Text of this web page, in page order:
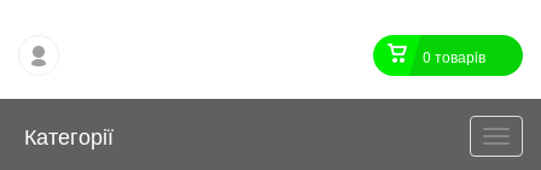
0 товарiв
Категорії